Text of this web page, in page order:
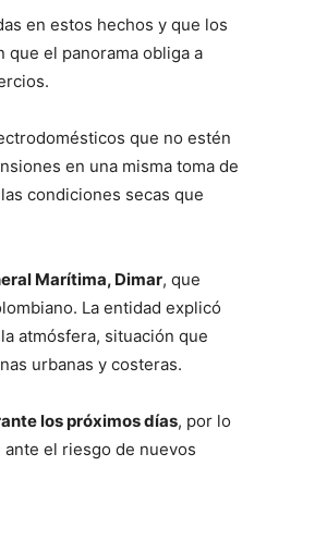
en estos hechos y que los
el panorama obliga a
que no estén
en una misma toma de
condiciones secas que
Marítima, Dimar, que
La entidad explicó
atmósfera, situación que
urbanas y costeras.
los próximos días, por lo
el riesgo de nuevos